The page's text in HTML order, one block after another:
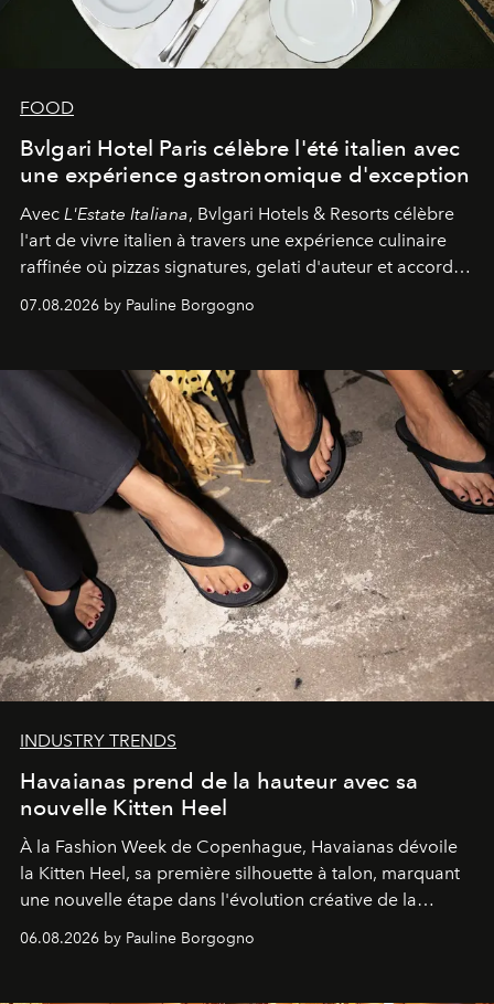
FOOD
Bvlgari Hotel Paris célèbre l'été italien avec
une expérience gastronomique d'exception
Avec L'Estate Italiana, Bvlgari Hotels & Resorts célèbre
l'art de vivre italien à travers une expérience culinaire
raffinée où pizzas signatures, gelati d'auteur et accords
07.08.2026 by Pauline Borgogno
INDUSTRY TRENDS
Havaianas prend de la hauteur avec sa
nouvelle Kitten Heel
À la Fashion Week de Copenhague, Havaianas dévoile
la Kitten Heel, sa première silhouette à talon, marquant
une nouvelle étape dans l'évolution créative de la
06.08.2026 by Pauline Borgogno